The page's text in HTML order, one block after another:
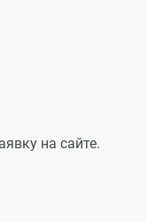
на сайте.